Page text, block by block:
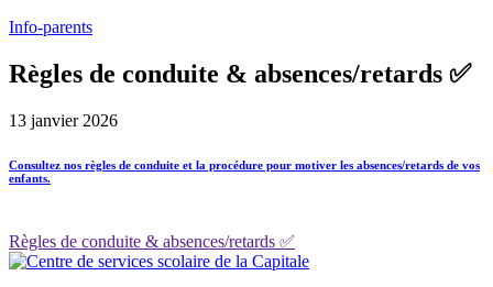
Info-parents
Règles de conduite & absences/retards ✅
13 janvier 2026
Consultez nos règles de conduite et la procédure pour motiver les absences/retards de vos
enfants.
Règles de conduite & absences/retards ✅